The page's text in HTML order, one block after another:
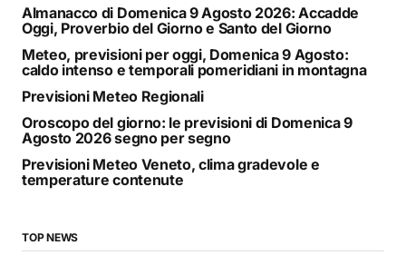
Almanacco di Domenica 9 Agosto 2026: Accadde
Oggi, Proverbio del Giorno e Santo del Giorno
Meteo, previsioni per oggi, Domenica 9 Agosto:
caldo intenso e temporali pomeridiani in montagna
Previsioni Meteo Regionali
Oroscopo del giorno: le previsioni di Domenica 9
Agosto 2026 segno per segno
Previsioni Meteo Veneto, clima gradevole e
temperature contenute
TOP NEWS